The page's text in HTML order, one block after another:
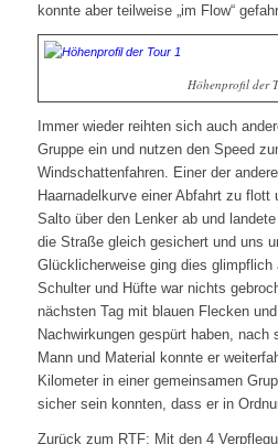
konnte aber teilweise „im Flow“
Höhenprofil der
Immer wieder reihten sich auch
Gruppe ein und nutzen den Speed
Windschattenfahren. Einer der
Haarnadelkurve einer Abfahrt zu
Salto über den Lenker ab und
die Straße gleich gesichert und uns
Glücklicherweise ging dies glimpflich
Schulter und Hüfte war nichts
nächsten Tag mit blauen Flecken
Nachwirkungen gespürt haben, nach
Mann und Material konnte er
Kilometer in einer gemeinsamen
sicher sein konnten, dass er in
Zurück zum RTF: Mit den 4